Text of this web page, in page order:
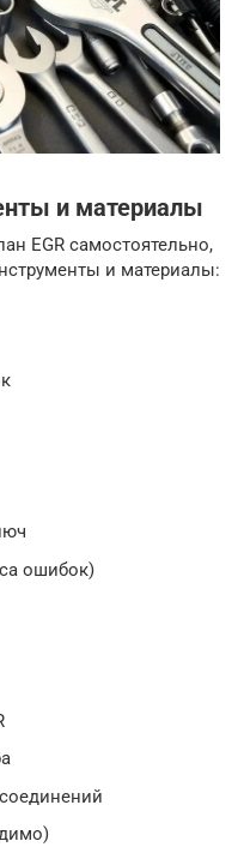
и материалы
EGR самостоятельно,
и материалы:
ошибок)